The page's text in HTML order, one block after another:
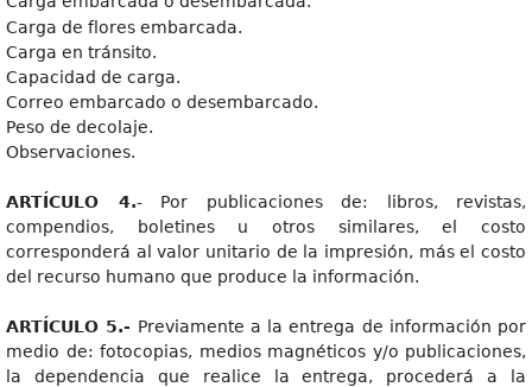
Carga de flores embarcada.
Carga en tránsito.
Capacidad de carga.
Correo embarcado o desembarcado.
Peso de decolaje.
Observaciones.
ARTÍCULO 4.- Por publicaciones de: libros, revistas,
compendios, boletines u otros similares, el costo
corresponderá al valor unitario de la impresión, más el costo
del recurso humano que produce la información.
ARTÍCULO 5.- Previamente a la entrega de información por
medio de: fotocopias, medios magnéticos y/o publicaciones,
la dependencia que realice la entrega, procederá a la